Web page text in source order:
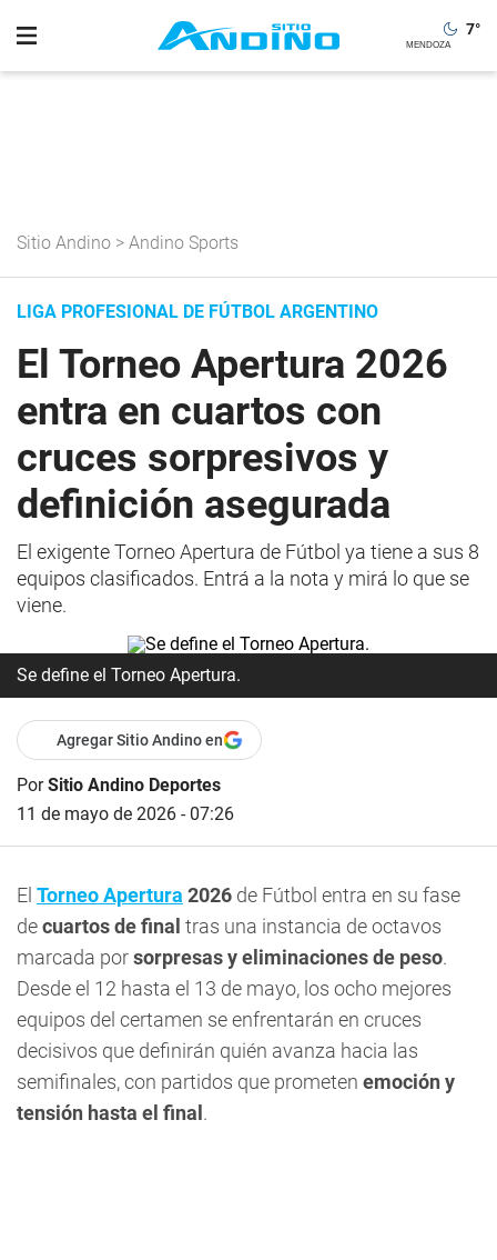
7°
Sitio Andino > Andino Sports
LIGA PROFESIONAL DE FÚTBOL ARGENTINO
El Torneo Apertura 2026
entra en cuartos con
cruces sorpresivos y
definición asegurada
El exigente Torneo Apertura de Fútbol ya tiene a sus 8
equipos clasificados. Entrá a la nota y mirá lo que se
viene.
Se define el Torneo Apertura.
Agregar Sitio Andino en
PorSitio Andino Deportes
11 de mayo de 2026 - 07:26
El Torneo Apertura 2026 de Fútbol entra en su fase
decuartos de final tras una instancia de octavos
marcada porsorpresas y eliminaciones de peso.
Desde el 12 hasta el 13 de mayo, los ocho mejores
equipos del certamen se enfrentarán en cruces
decisivos que definirán quién avanza hacia las
semifinales, con partidos que prometen emoción y
tensión hasta el final .